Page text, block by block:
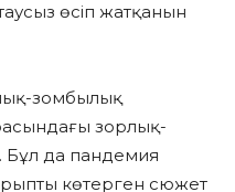
өсіп жатқанын
зомбылық
зорлық-
Бұл да пандемия
көтерген сюжет